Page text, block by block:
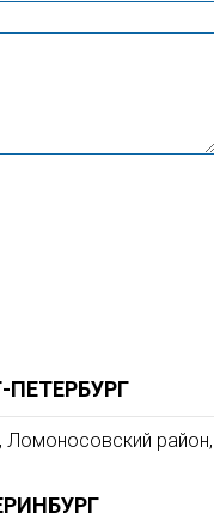
ПЕТЕРБУРГ
Ломоносовский